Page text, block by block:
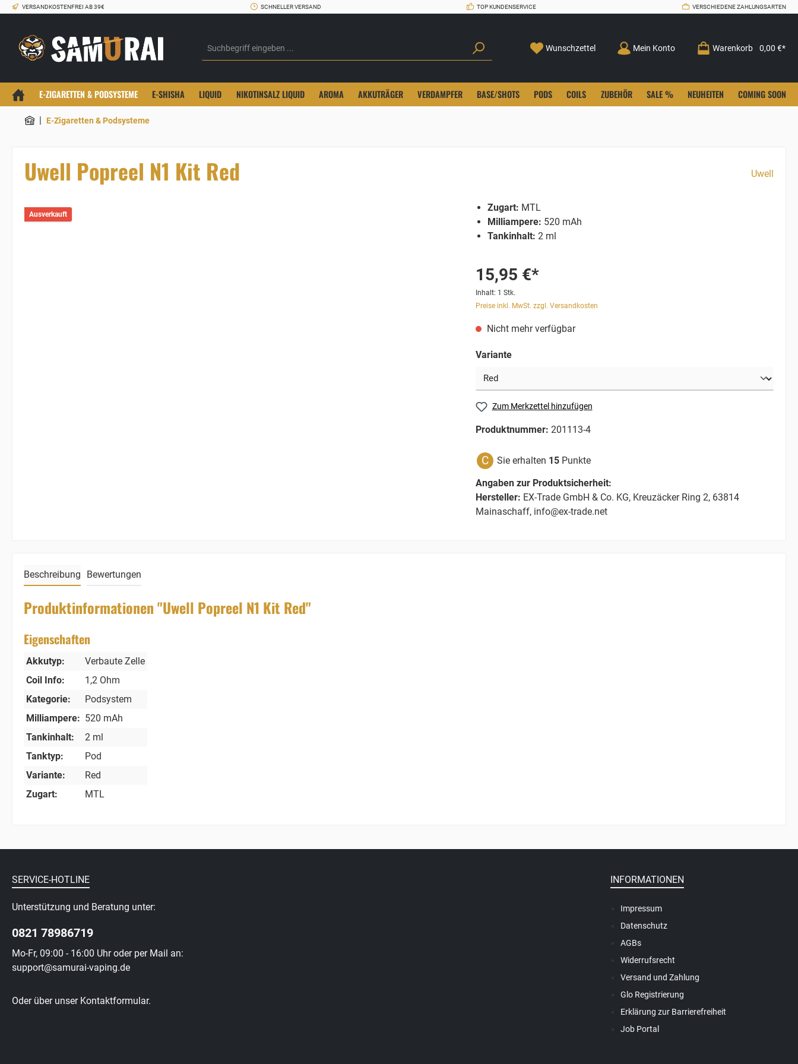
VERSANDKOSTENFREI AB 39€ SCHNELLER VERSAND TOP KUNDENSERVICE VERSCHIEDENE ZAHLUNGSARTEN
Wunschzettel Mein Konto Warenkorb 0,00 €*
E-ZIGARETTEN & PODSYSTEME E-SHISHA LIQUID NIKOTINSALZ LIQUID AROMA AKKUTRÄGER VERDAMPFER BASE/SHOTS PODS COILS ZUBEHÖR SALE % NEUHEITEN COMING SOON
| E-Zigaretten & Podsysteme
Uwell Popreel N1 Kit Red Uwell
Ausverkauft
Zugart: MTL
Milliampere: 520 mAh
Tankinhalt: 2 ml
15,95 €*
Inhalt: 1 Stk.
Preise inkl. MwSt. zzgl. Versandkosten
Nicht mehr verfügbar
Variante
Zum Merkzettel hinzufügen
Produktnummer: 201113-4
C Sie erhalten 15 Punkte
Angaben zur Produktsicherheit:
Hersteller: EX-Trade GmbH & Co. KG, Kreuzäcker Ring 2, 63814
Mainaschaff, info@ex-trade.net
Beschreibung Bewertungen
Produktinformationen "Uwell Popreel N1 Kit Red"
Eigenschaften
Akkutyp:
Verbaute Zelle
Coil Info:
1,2 Ohm
Kategorie:
Podsystem
Milliampere: 520 mAh
Tankinhalt:
2 ml
Tanktyp:
Pod
Variante:
Red
Zugart:
MTL
SERVICE-HOTLINE
Unterstützung und Beratung unter:
0821 78986719
Mo-Fr, 09:00 - 16:00 Uhr oder per Mail an:
support@samurai-vaping.de
Oder über unser Kontaktformular.
INFORMATIONEN
Impressum
Datenschutz
AGBs
Widerrufsrecht
Versand und Zahlung
Glo Registrierung
Erklärung zur Barrierefreiheit
Job Portal